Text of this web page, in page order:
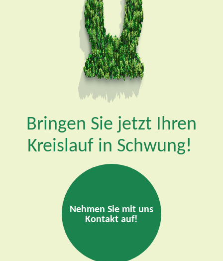
Bringen Sie jetzt Ihren
Kreislauf in Schwung!
Nehmen Sie mit uns
Kontakt auf!